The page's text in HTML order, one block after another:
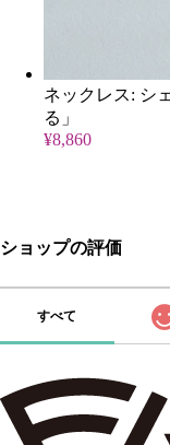
ネックレス: シ
る」
¥8,860
ショップの評価
すべて